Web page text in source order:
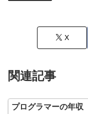
X
関連記事
プログラマーの年収